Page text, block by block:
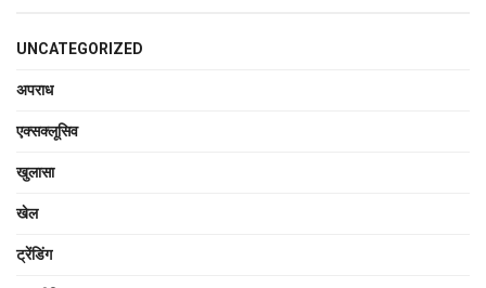
UNCATEGORIZED
अपराध
एक्सक्लूसिव
खुलासा
खेल
ट्रेंडिंग